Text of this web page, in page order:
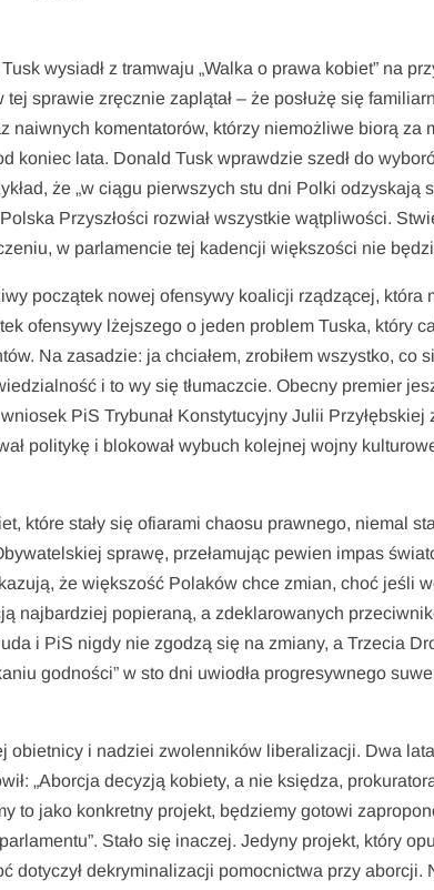
wysiadł z tramwaju „Walka o prawa kobiet” na
tej sprawie zręcznie zaplątał – że posłużę się
naiwnych komentatorów, którzy niemożliwe biorą za
koniec lata. Donald Tusk wprawdzie szedł do
że „w ciągu pierwszych stu dni Polki odzyskają
Przyszłości rozwiał wszystkie wątpliwości.
w parlamencie tej kadencji większości nie
początek nowej ofensywy koalicji rządzącej, która
ofensywy lżejszego o jeden problem Tuska, który
Na zasadzie: ja chciałem, zrobiłem wszystko, co
i to wy się tłumaczcie. Obecny premier
PiS Trybunał Konstytucyjny Julii Przyłębskiej
politykę i blokował wybuch kolejnej wojny
które stały się ofiarami chaosu prawnego, niemal
sprawę, przełamując pewien impas
że większość Polaków chce zmian, choć jeśli
najbardziej popieraną, a zdeklarowanych
i PiS nigdy nie zgodzą się na zmiany, a Trzecia
godności” w sto dni uwiodła progresywnego
obietnicy i nadziei zwolenników liberalizacji. Dwa
„Aborcja decyzją kobiety, a nie księdza,
to jako konkretny projekt, będziemy gotowi
Stało się inaczej. Jedyny projekt, który
dotyczył dekryminalizacji pomocnictwa przy aborcji.